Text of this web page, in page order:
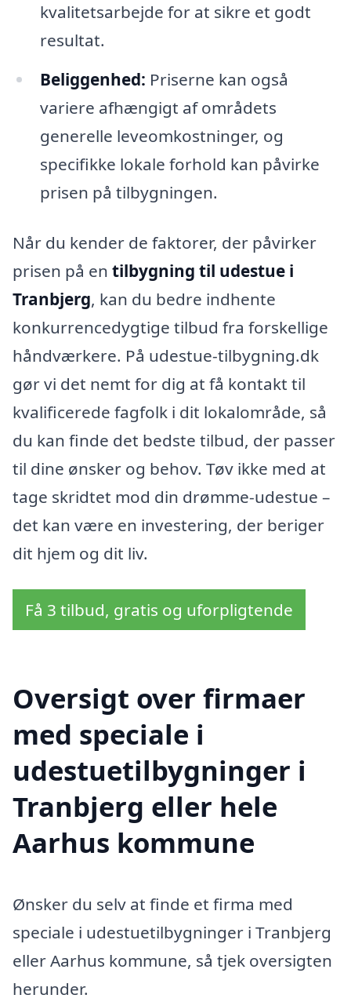
kvalitetsarbejde for at sikre et godt
resultat.
Beliggenhed: Priserne kan også
variere afhængigt af områdets
generelle leveomkostninger, og
specifikke lokale forhold kan påvirke
prisen på tilbygningen.
Når du kender de faktorer, der påvirker
prisen på en tilbygning til udestue i
Tranbjerg, kan du bedre indhente
konkurrencedygtige tilbud fra forskellige
håndværkere. På udestue-tilbygning.dk
gør vi det nemt for dig at få kontakt til
kvalificerede fagfolk i dit lokalområde, så
du kan finde det bedste tilbud, der passer
til dine ønsker og behov. Tøv ikke med at
tage skridtet mod din drømme-udestue –
det kan være en investering, der beriger
dit hjem og dit liv.
Få 3 tilbud, gratis og uforpligtende
Oversigt over firmaer
med speciale i
udestuetilbygninger i
Tranbjerg eller hele
Aarhus kommune
Ønsker du selv at finde et firma med
speciale i udestuetilbygninger i Tranbjerg
eller Aarhus kommune, så tjek oversigten
herunder.